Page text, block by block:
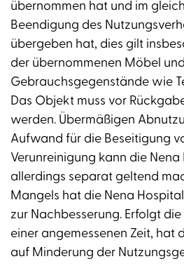
übernommen hat und im
Beendigung des
übergeben hat, dies gilt
der übernommenen Möbel und
Gebrauchsgegenstände wie
Das Objekt muss vor
werden. Übermäßigen
Aufwand für die Beseitigung
Verunreinigung kann die
allerdings separat geltend
Mangels hat die Nena
zur Nachbesserung. Erfolgt
einer angemessenen Zeit, hat
auf Minderung der